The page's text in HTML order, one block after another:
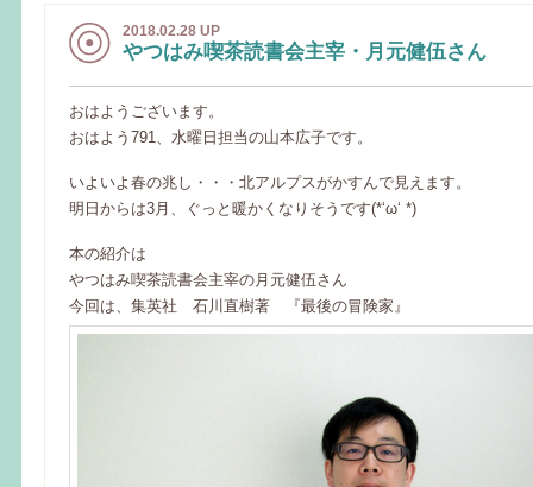
2018.02.28 UP
やつはみ喫茶読書会主宰・月元健伍さん
おはようございます。
おはよう791、水曜日担当の山本広子です。
いよいよ春の兆し・・・北アルプスがかすんで見えます。
明日からは3月、ぐっと暖かくなりそうです(*‘ω‘ *)
本の紹介は
やつはみ喫茶読書会主宰の月元健伍さん
今回は、集英社 石川直樹著 『最後の冒険家』